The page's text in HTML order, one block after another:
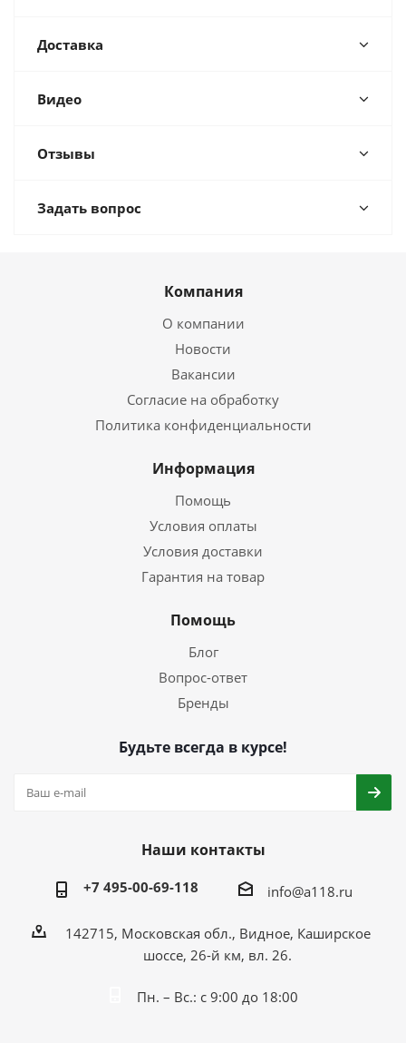
Доставка
Видео
Отзывы
Задать вопрос
Компания
О компании
Новости
Вакансии
Согласие на обработку
Политика конфиденциальности
Информация
Помощь
Условия оплаты
Условия доставки
Гарантия на товар
Помощь
Блог
Вопрос-ответ
Бренды
Будьте всегда в курсе!
Наши контакты
+7 495-00-69-118 info@a118.ru
142715, Московская обл., Видное, Каширское
шоссе, 26-й км, вл. 26.
Пн. – Вс.: с 9:00 до 18:00